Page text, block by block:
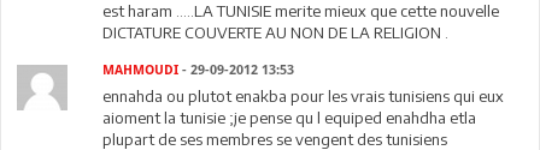
est haram .....LA TUNISIE merite mieux que cette nouvelle
DICTATURE COUVERTE AU NON DE LA RELIGION .
MAHMOUDI - 29-09-2012 13:53
ennahda ou plutot enakba pour les vrais tunisiens qui eux
aioment la tunisie ;je pense qu l equiped enahdha etla
plupart de ses membres se vengent des tunisiens